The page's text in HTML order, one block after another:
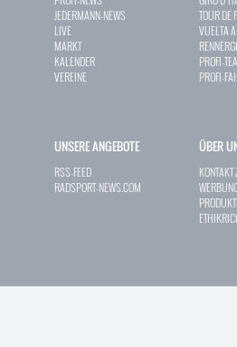
JEDERMANN-NEWS
LIVE
MARKT
KALENDER
VEREINE
TOUR DE
VUELTA
PROFI-
PROFI-
UNSERE ANGEBOTE
RSS-FEED
RADSPORT-NEWS.COM
ÜBER